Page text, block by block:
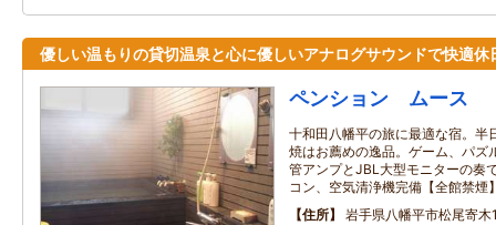
優しい温もりの貸切温泉と心に優しいアナログサウンドで快適休
ペンション ムース
十和田八幡平の旅に最適な宿。半
焼はお薦めの逸品。ゲーム、パズ
管アンプとJBL大型モニターの奏
コン、空気清浄機完備【全館禁煙
住所
岩手県八幡平市松尾寄